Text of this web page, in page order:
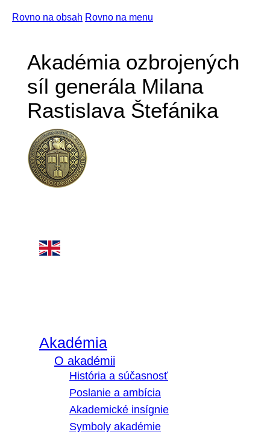
Rovno na obsah Rovno na menu
Akadémia ozbrojených
síl generála Milana
Rastislava Štefánika
Akadémia
O akadémii
História a súčasnosť
Poslanie a ambícia
Akademické insígnie
Symboly akadémie